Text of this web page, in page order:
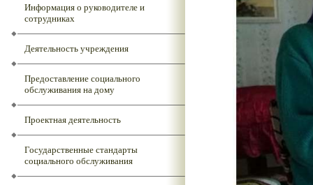
Информация о руководителе и
сотрудниках
Деятельность учреждения
Предоставление социального
обслуживания на дому
Проектная деятельность
Государственные стандарты
социального обслуживания